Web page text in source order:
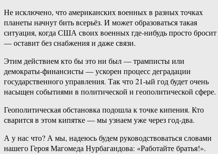
Не исключено, что американских военных в разных точках
планеты начнут бить всерьёз. И может образоваться такая
ситуация, когда США своих военных где-нибудь просто бросит
— оставит без снабжения и даже связи.
Этим действием кто бы это ни был — трамписты или
демократы-финансисты — ускорен процесс деградации
государственного управления. Так что 21-ый год будет очень
насыщен событиями в политической и геополитической сфере.
Геополитическая обстановка подошла к точке кипения. Кто
сварится в этом кипятке — мы узнаем уже через год-два.
А у нас что? А мы, надеюсь будем руководствоваться словами
нашего Героя Магомеда Нурбагандова: «Работайте братья!».